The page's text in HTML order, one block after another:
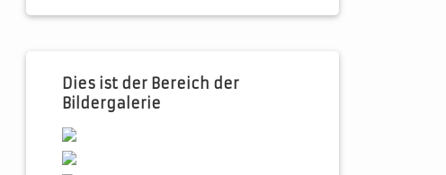
Dies ist der Bereich der
Bildergalerie